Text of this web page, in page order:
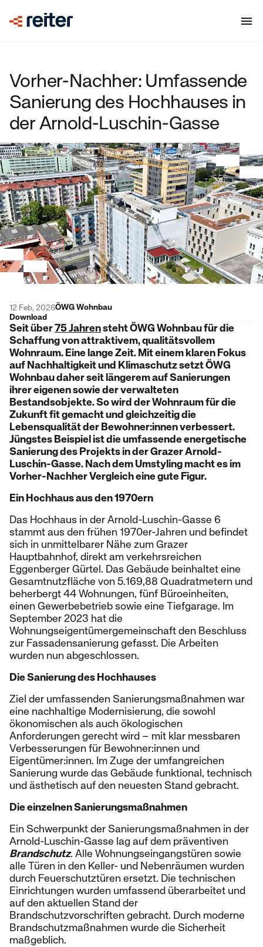
Vorher-Nachher: Umfassende
Sanierung des Hochhauses in
der Arnold-Luschin-Gasse
12 Feb, 2026ÖWG Wohnbau
Download
Seit über75 Jahrensteht ÖWG Wohnbau für die
Schaffung von attraktivem, qualitätsvollem
Wohnraum. Eine lange Zeit. Mit einem klaren Fokus
auf Nachhaltigkeit und Klimaschutz setzt ÖWG
Wohnbau daher seit längerem auf Sanierungen
ihrer eigenen sowie der verwalteten
Bestandsobjekte. So wird der Wohnraum für die
Zukunft fit gemacht und gleichzeitig die
Lebensqualität der Bewohner:innen verbessert.
Jüngstes Beispiel ist die umfassende energetische
Sanierung des Projekts in der Grazer Arnold-
Luschin-Gasse. Nach dem Umstyling macht es im
Vorher-Nachher Vergleich eine gute Figur.
Ein Hochhaus aus den 1970ern
Das Hochhaus in der Arnold-Luschin-Gasse 6
stammt aus den frühen 1970er-Jahren und befindet
sich in unmittelbarer Nähe zum Grazer
Hauptbahnhof, direkt am verkehrsreichen
Eggenberger Gürtel. Das Gebäude beinhaltet eine
Gesamtnutzfläche von 5.169,88 Quadratmetern und
beherbergt 44 Wohnungen, fünf Büroeinheiten,
einen Gewerbebetrieb sowie eine Tiefgarage. Im
September 2023 hat die
Wohnungseigentümergemeinschaft den Beschluss
zur Fassadensanierung gefasst. Die Arbeiten
wurden nun abgeschlossen.
Die Sanierung des Hochhauses
Ziel der umfassenden Sanierungsmaßnahmen war
eine nachhaltige Modernisierung, die sowohl
ökonomischen als auch ökologischen
Anforderungen gerecht wird – mit klar messbaren
Verbesserungen für Bewohner:innen und
Eigentümer:innen. Im Zuge der umfangreichen
Sanierung wurde das Gebäude funktional, technisch
und ästhetisch auf den neuesten Stand gebracht.
Die einzelnen Sanierungsmaßnahmen
Ein Schwerpunkt der Sanierungsmaßnahmen in der
Arnold-Luschin-Gasse lag auf dem präventiven
Brandschutz. Alle Wohnungseingangstüren sowie
alle Türen in den Keller- und Nebenräumen wurden
durch Feuerschutztüren ersetzt. Die technischen
Einrichtungen wurden umfassend überarbeitet und
auf den aktuellen Stand der
Brandschutzvorschriften gebracht. Durch moderne
Brandschutzmaßnahmen wurde die Sicherheit
maßgeblich.